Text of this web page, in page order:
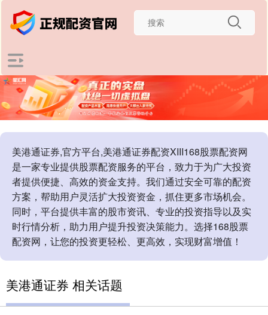
美港通证券,官方平台,美港通证券配资XIII‌168股票配资网
是一家专业提供股票配资服务的平台，致力于为广大投资
者提供便捷、高效的资金支持。我们通过安全可靠的配资
方案，帮助用户灵活扩大投资资金，抓住更多市场机会。
同时，平台提供丰富的股市资讯、专业的投资指导以及实
时行情分析，助力用户提升投资决策能力。选择168股票
配资网，让您的投资更轻松、更高效，实现财富增值！
美港通证券 相关话题